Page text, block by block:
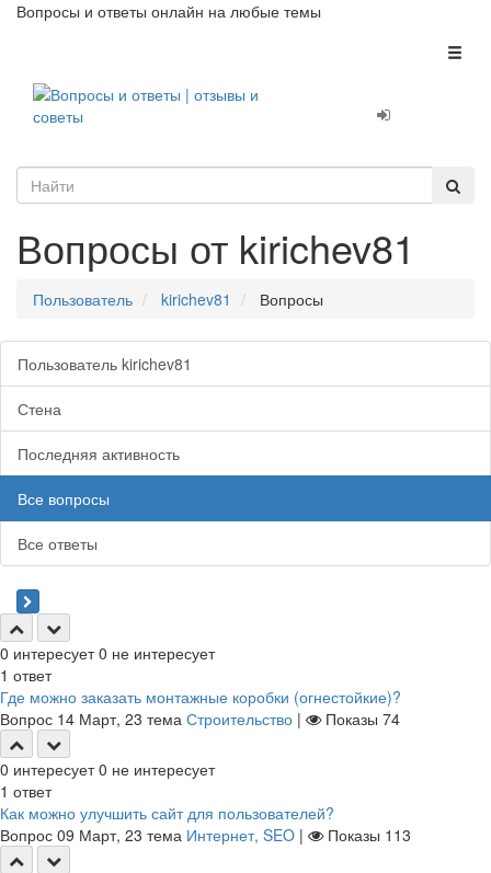
Вопросы и ответы онлайн на любые темы
Вопросы от kirichev81
Пользователь kirichev81 Вопросы
Пользователь kirichev81
Стена
Последняя активность
Все вопросы
Все ответы
0 интересует 0 не интересует
1 ответ
Где можно заказать монтажные коробки (огнестойкие)?
Вопрос 14 Март, 23 тема Строительство | Показы 74
0 интересует 0 не интересует
1 ответ
Как можно улучшить сайт для пользователей?
Вопрос 09 Март, 23 тема Интернет, SEO | Показы 113